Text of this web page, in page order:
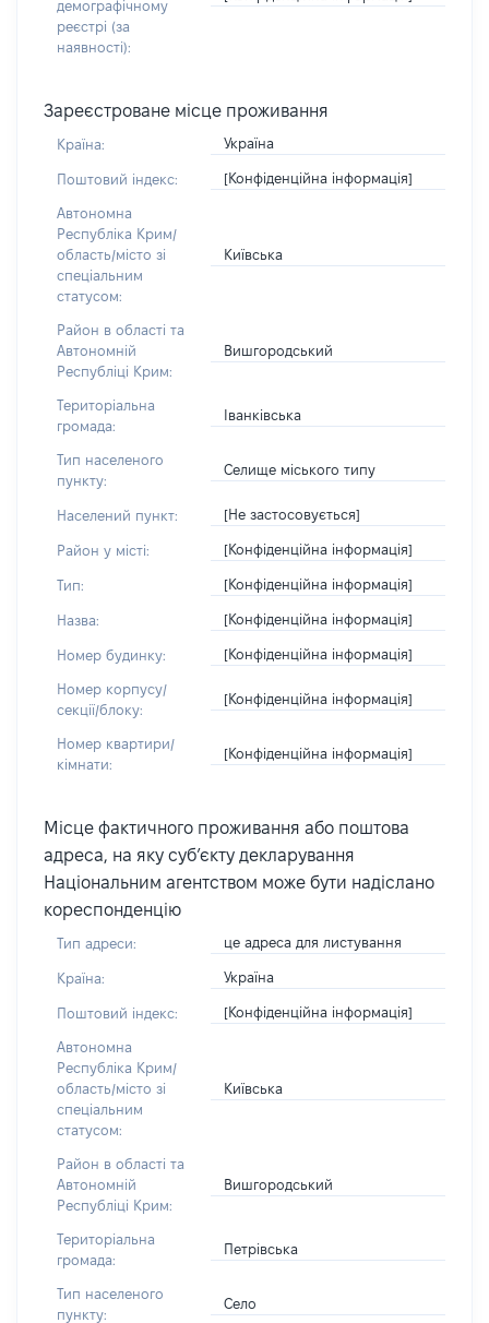
демографічному
реєстрі (за
наявності):
Зареєстроване місце проживання
Країна: Україна
Поштовий індекс: [Конфіденційна інформація]
Автономна
Республіка Крим/
область/місто зі
спеціальним
статусом:
Київська
Район в області та
Автономній
Республіці Крим:
Вишгородський
Територіальна
громада:
Іванківська
Тип населеного
пункту:
Селище міського типу
Населений пункт: [Не застосовується]
Район у місті: [Конфіденційна інформація]
Тип: [Конфіденційна інформація]
Назва: [Конфіденційна інформація]
Номер будинку: [Конфіденційна інформація]
Номер корпусу/
секції/блоку:
[Конфіденційна інформація]
Номер квартири/
кімнати:
[Конфіденційна інформація]
Місце фактичного проживання або поштова
адреса, на яку суб’єкту декларування
Національним агентством може бути надіслано
кореспонденцію
Тип адреси: це адреса для листування
Країна: Україна
Поштовий індекс: [Конфіденційна інформація]
Автономна
Республіка Крим/
область/місто зі
спеціальним
статусом:
Київська
Район в області та
Автономній
Республіці Крим:
Вишгородський
Територіальна
громада:
Петрівська
Тип населеного
пункту:
Село